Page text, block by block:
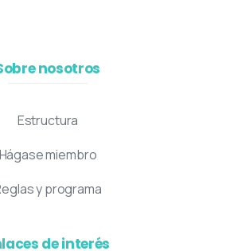
nosotros
Estructura
Hágase miembro
y programa
de interés